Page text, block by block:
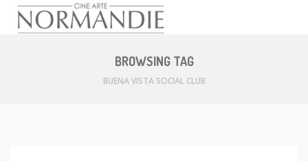
BROWSING TAG
BUENA VISTA SOCIAL CLUB